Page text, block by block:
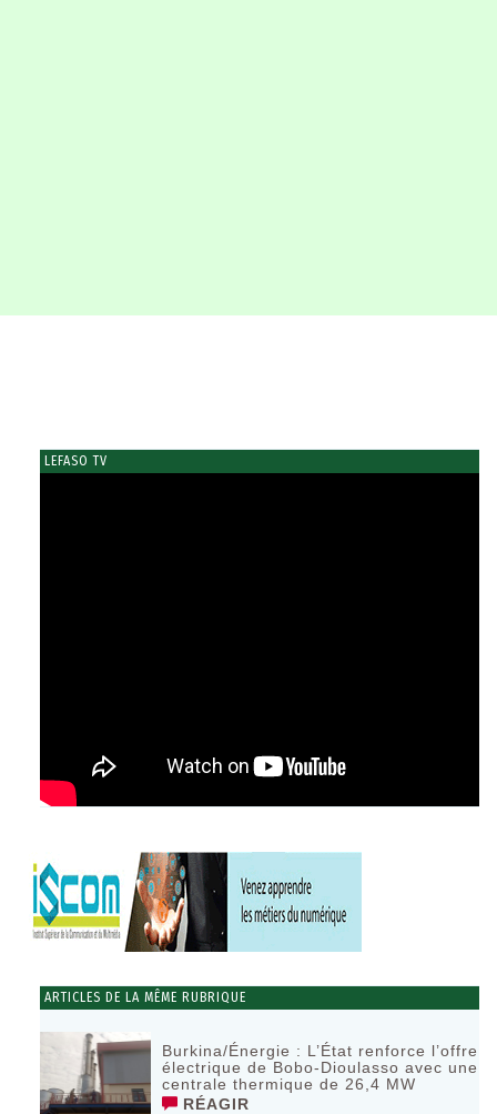
LEFASO TV
ARTICLES DE LA MÊME RUBRIQUE
Burkina/Énergie : L’État renforce l’offre
électrique de Bobo-Dioulasso avec une
centrale thermique de 26,4 MW
RÉAGIR